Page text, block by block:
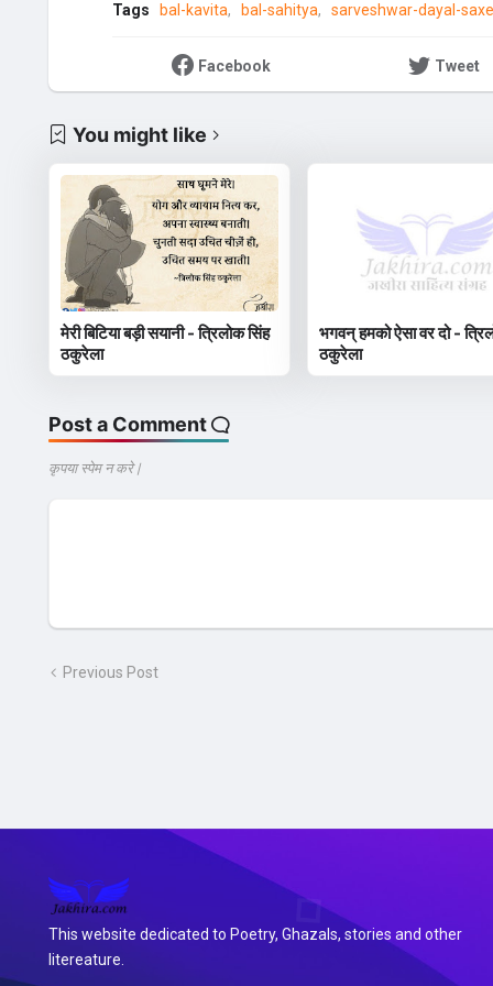
Tags bal-kavita bal-sahitya sarveshwar-dayal-
Facebook Tweet
You might like
मेरी बिटिया बड़ी सयानी - त्रिलोक सिंह
ठकुरेला
भगवन् हमको ऐसा वर दो -
ठकुरेला
Post a Comment
कृपया स्पेम न करे |
Previous Post
This website dedicated to Poetry, Ghazals, stories and other
litereature.